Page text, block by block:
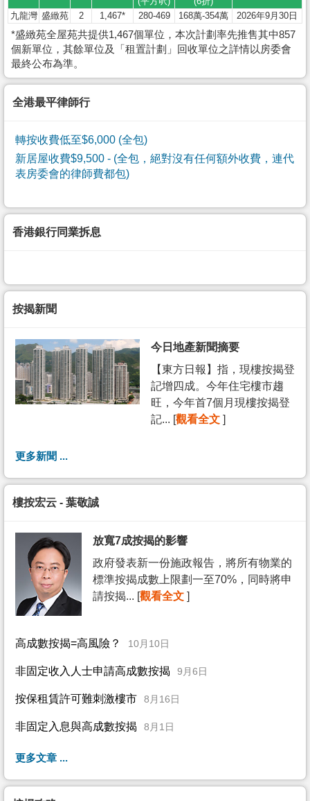
九龍灣 盛緻苑 2 1,467* 280-469 168萬-354萬 2026年9月30日
*盛緻苑全屋苑共提供1,467個單位，本次計劃率先推售其中857
個新單位，其餘單位及「租置計劃」回收單位之詳情以房委會
最終公布為準。
全港最平律師行
轉按收費低至$6,000 (全包)
新居屋收費$9,500 - (全包，絕對沒有任何額外收費，連代
表房委會的律師費都包)
香港銀行同業拆息
按揭新聞
今日地產新聞摘要
【東方日報】指，現樓按揭登
記增四成。今年住宅樓市趨
旺，今年首7個月現樓按揭登
記... [觀看全文 ]
更多新聞 ...
樓按宏云 - 葉敬誠
放寬7成按揭的影響
政府發表新一份施政報告，將所有物業的
標準按揭成數上限劃一至70%，同時將申
請按揭... [觀看全文 ]
高成數按揭=高風險？ 10月10日
非固定收入人士申請高成數按揭 9月6日
按保租賃許可難刺激樓市 8月16日
非固定入息與高成數按揭 8月1日
更多文章 ...